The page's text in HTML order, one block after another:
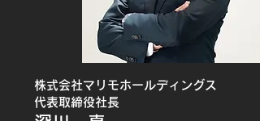
株式会社マリモホールディングス
代表取締役社長